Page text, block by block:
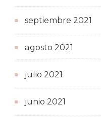
septiembre 2021
agosto 2021
julio 2021
junio 2021